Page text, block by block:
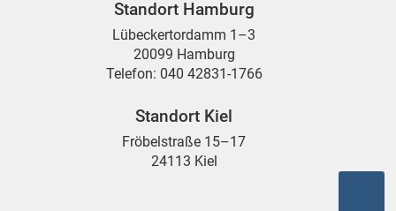
Standort Hamburg
Lübeckertordamm 1–3
20099 Hamburg
Telefon: 040 42831-1766
Standort Kiel
Fröbelstraße 15–17
24113 Kiel